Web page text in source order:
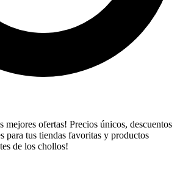
mejores ofertas! Precios únicos, descuentos
para tus tiendas favoritas y productos
de los chollos!